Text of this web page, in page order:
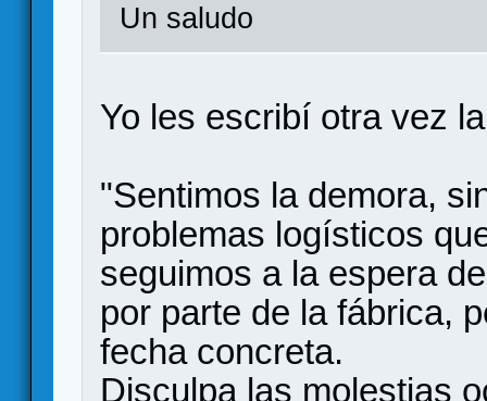
Un saludo
Yo les escribí otra vez
"Sentimos la demora,
problemas logísticos
seguimos a la espera
por parte de la fábrica,
fecha concreta.
Disculpa las molestias